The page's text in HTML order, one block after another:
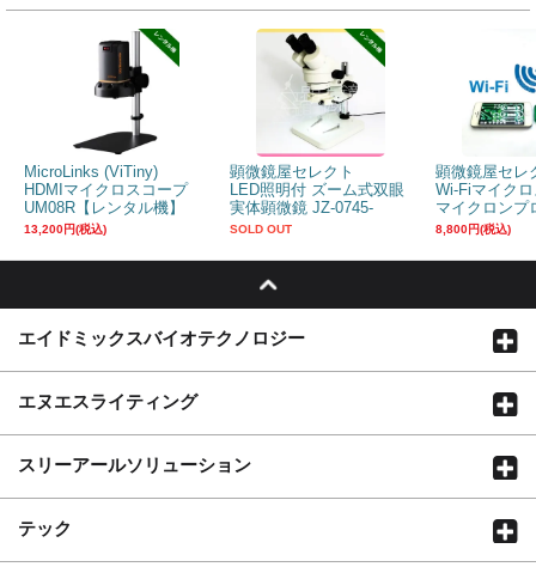
MicroLinks (ViTiny)
HDMIマイクロスコープ
UM08R【レンタル機】
13,200円(税込)
顕微鏡屋セレクト
LED照明付 ズーム式双眼
実体顕微鏡 JZ-0745-
LR【レンタル機】
SOLD OUT
顕微鏡屋セレ
Wi-Fiマイク
マイクロンプ
130HWUR【
8,800円(税込)
エイドミックスバイオテクノロジー
エヌエスライティング
スリーアールソリューション
テック